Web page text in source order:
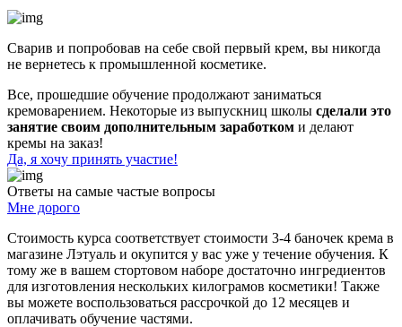
Сварив и попробовав на себе свой первый крем, вы никогда
не вернетесь к промышленной косметике.
Все, прошедшие обучение продолжают заниматься
кремоварением. Некоторые из выпускниц школы сделали это
занятие своим дополнительным заработком и делают
кремы на заказ!
Да, я хочу принять участие!
Ответы на самые частые вопросы
Мне дорого
Стоимость курса соответствует стоимости 3-4 баночек крема в
магазине Лэтуаль и окупится у вас уже у течение обучения. К
тому же в вашем стортовом наборе достаточно ингредиентов
для изготовления нескольких килограмов косметики! Также
вы можете воспользоваться рассрочкой до 12 месяцев и
оплачивать обучение частями.